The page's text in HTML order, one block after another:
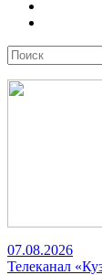
07.08.2026
Телеканал